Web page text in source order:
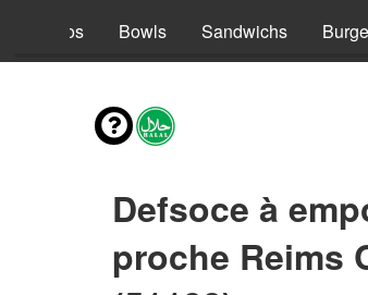
Tacos Bowls Sandwichs
Defsoce à
proche Reims